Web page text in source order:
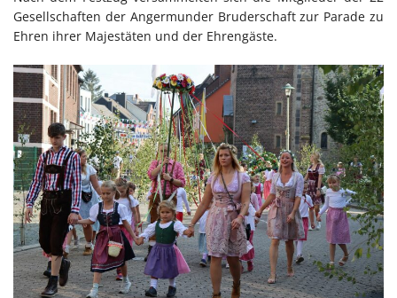
Gesellschaften der Angermunder Bruderschaft zur Parade zu
Ehren ihrer Majestäten und der Ehrengäste.